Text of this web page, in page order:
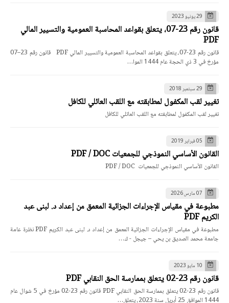
29 يونيو 2023
قانون رقم 23-07، يتعلق بقواعد المحاسبة العمومية والتسيير المالي
PDF
قانون رقم 23-07، يتعلق بقواعد المحاسبة العمومية والتسيير المالي PDF قانون رقم 23–07
مؤرخ في 3 ذي الحجة عام 1444 الموا…
29 سبتمبر 2018
تغيير لقب المكفول لمطابقته مع اللقب العائلي للكافل
تغيير لقب المكفول لمطابقته مع اللقب العائلي للكافل
05 فبراير 2019
القانون الأساسي النموذجي للجمعيات PDF / DOC
القانون الأساسي النموذجي للجمعيات PDF / DOC
07 مارس 2026
مطبوعة في مقياس الإجراءات الجزائية المعمق من إعداد د. لبنى عبد
الكريم PDF
مطبوعة في مقياس الإجراءات الجزائية المعمق من إعداد د. لبنى عبد الكريم PDF نظرة عامة
جامعة محمد الصديق بن يحي – جيجل - ك…
10 مايو 2023
قانون رقم 23-02 يتعلق بممارسة الحق النقابي PDF
قانون رقم 23-02 يتعلق بممارسة الحق النقابي PDF قانون رقم 23-02 مؤرخ في 5 شوال عام
1444 الموافق 25 أبريل سنة 2023، يتعلق…